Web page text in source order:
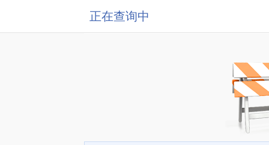
正在查询中